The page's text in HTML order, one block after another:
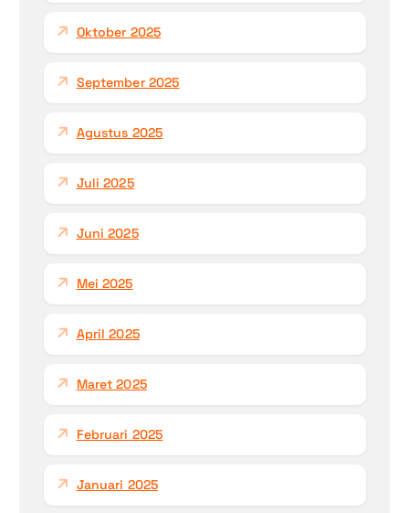
Oktober 2025
September 2025
Agustus 2025
Juli 2025
Juni 2025
Mei 2025
April 2025
Maret 2025
Februari 2025
Januari 2025